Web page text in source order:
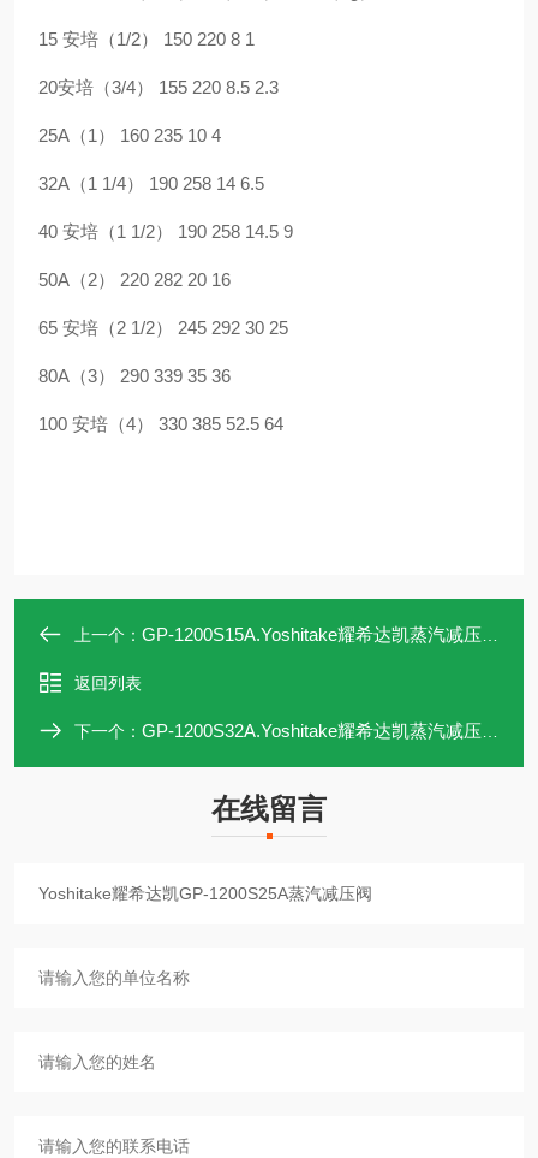
15 安培（1/2） 150 220 8 1
20安培（3/4） 155 220 8.5 2.3
25A（1） 160 235 10 4
32A（1 1/4） 190 258 14 6.5
40 安培（1 1/2） 190 258 14.5 9
50A（2） 220 282 20 16
65 安培（2 1/2） 245 292 30 25
80A（3） 290 339 35 36
100 安培（4） 330 385 52.5 64
上一个： GP-1200S15A.Yoshitake耀希达凯蒸汽减压阀GP-1200S15A
返回列表
下一个： GP-1200S32A.Yoshitake耀希达凯蒸汽减压阀GP-1200S32A
在线留言